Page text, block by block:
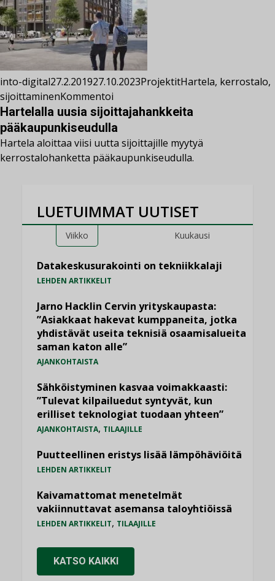
into-digital27.2.201927.10.2023ProjektitHartela, kerrostalo,
sijoittaminenKommentoi
Hartelalla uusia sijoittajahankkeita
pääkaupunkiseudulla
Hartela aloittaa viisi uutta sijoittajille myytyä
kerrostalohanketta pääkaupunkiseudulla.
LUETUIMMAT UUTISET
Viikko Kuukausi
Datakeskusurakointi on tekniikkalaji
LEHDEN ARTIKKELIT
Jarno Hacklin Cervin yrityskaupasta:
”Asiakkaat hakevat kumppaneita, jotka
yhdistävät useita teknisiä osaamisalueita
saman katon alle”
AJANKOHTAISTA
Sähköistyminen kasvaa voimakkaasti:
”Tulevat kilpailuedut syntyvät, kun
erilliset teknologiat tuodaan yhteen”
AJANKOHTAISTA, TILAAJILLE
Puutteellinen eristys lisää lämpöhäviöitä
LEHDEN ARTIKKELIT
Kaivamattomat menetelmät
vakiinnuttavat asemansa taloyhtiöissä
LEHDEN ARTIKKELIT, TILAAJILLE
KATSO KAIKKI